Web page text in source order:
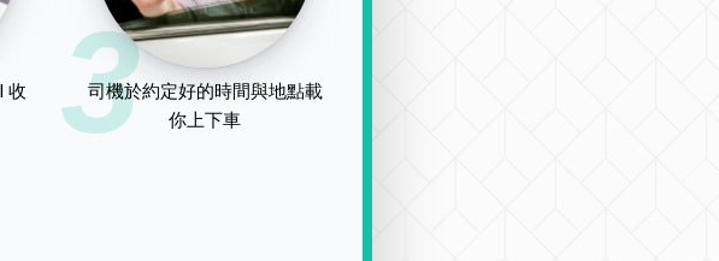
收
3
司機於約定好的時間與地點載
你上下車